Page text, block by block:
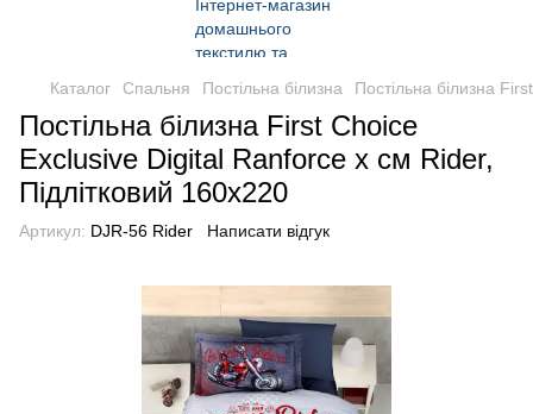
Каталог Спальня Постільна білизна Постільна білизна
Постільна білизна First Choice
Exclusive Digital Ranforce х см Rider,
Підлітковий 160x220
Артикул: DJR-56 Rider Написати відгук